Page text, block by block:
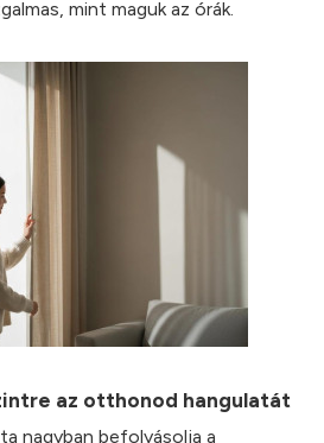
mint maguk az órák.
az otthonod hangulatát
nagyban befolyásolja a